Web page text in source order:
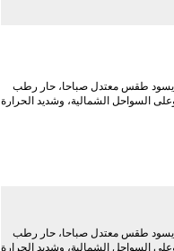
يسود طقس معتدل صباحا، حار رطب
السواحل الشمالية، وشديد الحرارة
يسود طقس معتدل صباحا، حار رطب
السواحل الشمالية، وشديد الحرارة